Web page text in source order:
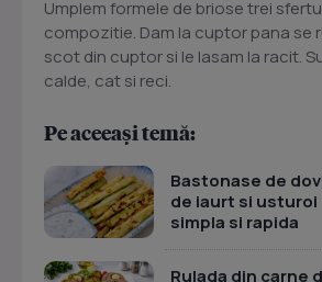
Umplem formele de briose trei
compozitie. Dam la cuptor pana se
scot din cuptor si le lasam la racit.
calde, cat si reci.
Pe aceeași temă:
Bastonase de
de iaurt si
simpla si rapida
Rulada din carne